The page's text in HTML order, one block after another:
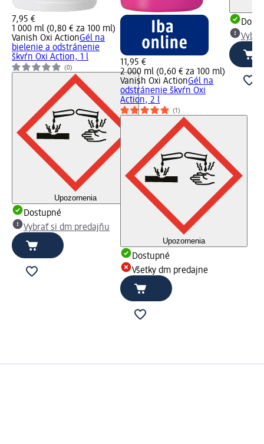
7,95 €
1 000 ml (0,80 € za 100 ml)
Vanish Oxi ActionGél na
bielenie a odstránenie
škvŕn Oxi Action, 1 l
(0)
Upozornenia
Dostupné
Vybrať si dm predajňu
11,95 €
2 000 ml (0,60 € za 100 ml)
Vanish Oxi ActionGél na
odstránenie škvŕn Oxi
Action, 2 l
(1)
Upozornenia
Dostupné
Všetky dm predajne